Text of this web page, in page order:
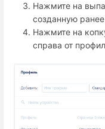
Нажмите на
созданную
Нажмите на
справа от